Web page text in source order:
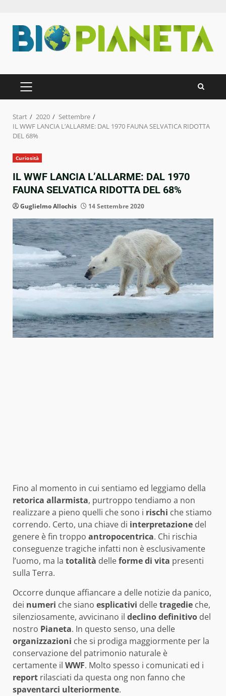
Inhalt
springen
PRIMÄRES
MENÜ
Start 2020
Settembre
IL WWF LANCIA L’ALLARME: DAL 1970 FAUNA SELVATICA RIDOTTA
DEL 68%
Curiosità
IL WWF LANCIA L’ALLARME: DAL 1970
FAUNA SELVATICA RIDOTTA DEL 68%
Guglielmo Allochis 14 Settembre 2020
Fino al momento in cui sentiamo ed leggiamo della
retorica allarmista, purtroppo tendiamo a non
realizzare a pieno quelli che sono i rischi che stiamo
correndo. Certo, una chiave di interpretazione del
genere è fin troppo antropocentrica. Chi rischia
conseguenze tragiche infatti non è esclusivamente
l’uomo, ma la totalità delleforme di vita presenti
sulla Terra.
Occorre dunque affiancare a delle notizie da panico,
dei numeri che siano esplicativi delletragedie che,
silenziosamente, avvicinano il declinodefinitivo del
nostro Pianeta. In questo senso, una delle
organizzazioni che si prodiga maggiormente per la
conservazione del patrimonio naturale è
certamente il WWF. Molto spesso i comunicati ed i
report rilasciati da questa ong non fanno che
spaventarci ulteriormente.